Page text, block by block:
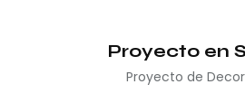
Proyecto en
Proyecto de